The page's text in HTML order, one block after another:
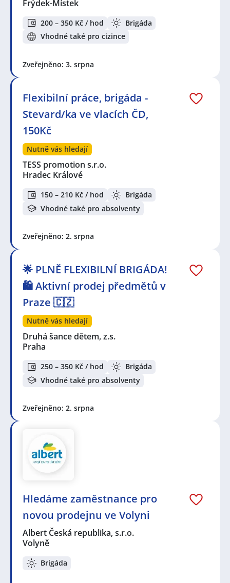
Frýdek-Místek
200 – 350 Kč / hod
Brigáda
Vhodné také pro cizince
Zveřejněno: 3. srpna
Flexibilní práce, brigáda -
Stevard/ka ve vlacích ČD,
150Kč
Nutně vás hledají
TESS promotion s.r.o.
Hradec Králové
150 – 210 Kč / hod
Brigáda
Vhodné také pro absolventy
Zveřejněno: 2. srpna
🌟 PLNĚ FLEXIBILNÍ BRIGÁDA!
🛍️ Aktivní prodej předmětů v
Praze 🇨🇿
Nutně vás hledají
Druhá šance dětem, z.s.
Praha
250 – 350 Kč / hod
Brigáda
Vhodné také pro absolventy
Zveřejněno: 2. srpna
Hledáme zaměstnance pro
novou prodejnu ve Volyni
Albert Česká republika, s.r.o.
Volyně
Brigáda